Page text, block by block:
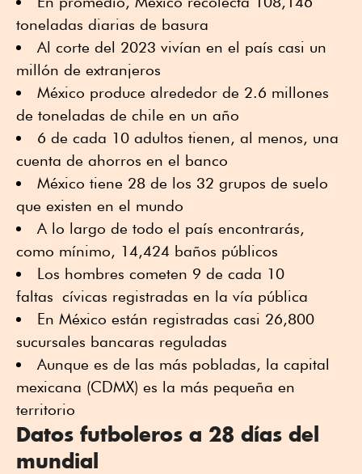
toneladas diarias de basura
Al corte del 2023 vivían en el país casi un
millón de extranjeros
México produce alrededor de 2.6 millones
de toneladas de chile en un año
6 de cada 10 adultos tienen, al menos, una
cuenta de ahorros en el banco
México tiene 28 de los 32 grupos de suelo
que existen en el mundo
A lo largo de todo el país encontrarás,
como mínimo, 14,424 baños públicos
Los hombres cometen 9 de cada 10
faltas cívicas registradas en la vía pública
En México están registradas casi 26,800
sucursales bancaras reguladas
Aunque es de las más pobladas, la capital
mexicana (CDMX) es la más pequeña en
territorio
Datos futboleros a 28 días del
mundial